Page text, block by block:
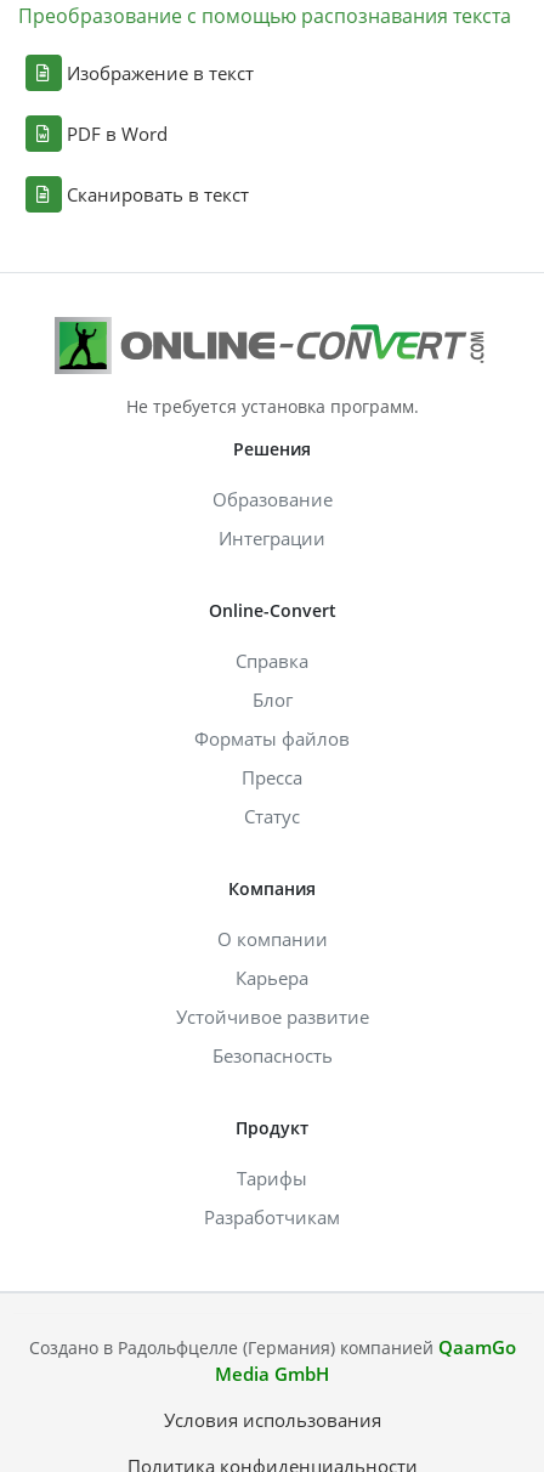
Преобразование с помощью распознавания текста
Изображение в текст
PDF в Word
Сканировать в текст
Не требуется установка программ.
Решения
Образование
Интеграции
Online-Convert
Справка
Блог
Форматы файлов
Пресса
Статус
Компания
О компании
Карьера
Устойчивое развитие
Безопасность
Продукт
Тарифы
Разработчикам
Создано в Радольфцелле (Германия) компанией QaamGo
Media GmbH
Условия использования
Политика конфиденциальности